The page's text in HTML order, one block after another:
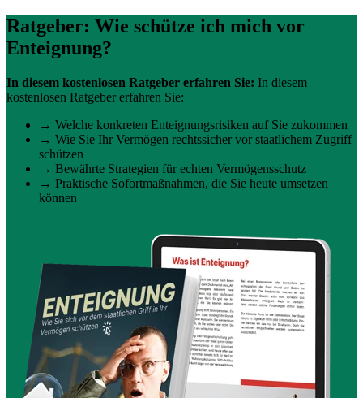
Ratgeber: Wie schütze ich mich vor
Enteignung?
In diesem kostenlosen Ratgeber erfahren Sie: In diesem
kostenlosen Ratgeber erfahren Sie:
→ Welche konkreten Enteignungsrisiken auf Sie zukommen
→ Wie Sie Ihr Vermögen rechtssicher vor staatlichem Zugriff
schützen
→ Bewährte Strategien für echten Vermögensschutz
→ Praktische Sofortmaßnahmen, die Sie heute umsetzen
können